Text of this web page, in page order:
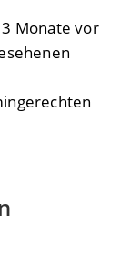
Monate vor